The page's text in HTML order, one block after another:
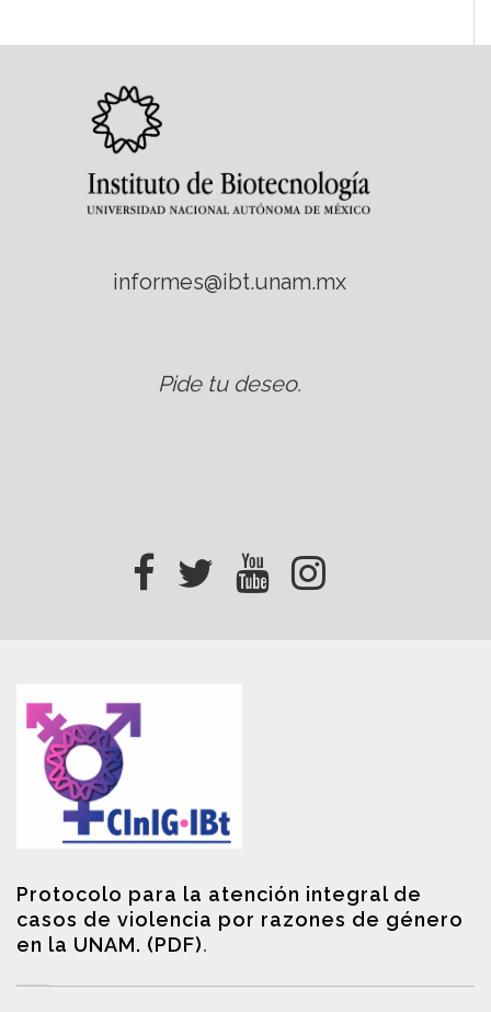
informes@ibt.unam.mx
Pide tu deseo.
Protocolo para la atención integral de
casos de violencia por razones de género
en la UNAM. (PDF).